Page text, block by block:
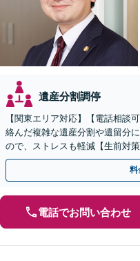
遺産分割調停
【関東エリア対応】【電話相談
絡んだ複雑な遺産分割や遺留分
ので、ストレスも軽減【生前対
まの希望に合わせて対応【夜間
料
電話でお問い合わせ